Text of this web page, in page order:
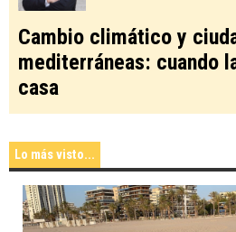
Cambio climático y
mediterráneas: cuando
casa
Lo más visto...